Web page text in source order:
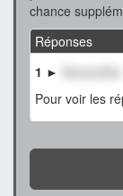
chance
Réponses
1 ►
XxxxxxXxx
Pour voir les